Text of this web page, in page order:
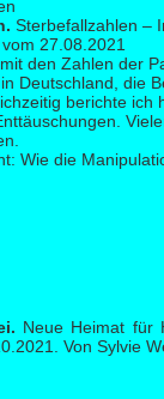
Sterbefallzahlen –
27.08.2021
den Zahlen der
Deutschland, die
berichte ich
Wie die
Neue Heimat für
Von Sylvie